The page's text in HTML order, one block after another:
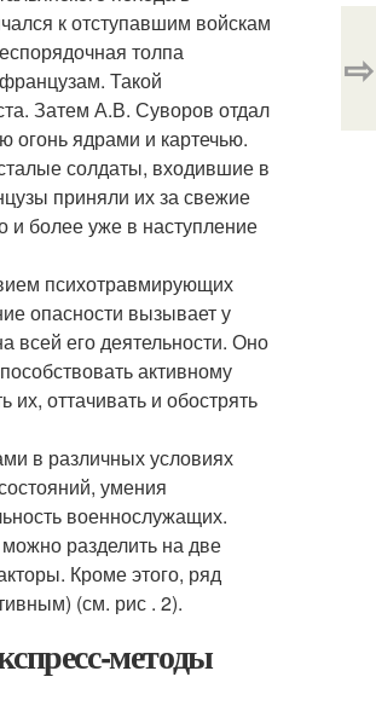
к отступавшим войскам
толпа
Такой
Затем А.В. Суворов отдал
огонь ядрами и картечью.
солдаты, входившие в
приняли их за свежие
и более уже в наступление
психотравмирующих
опасности вызывает у
всей его деятельности. Оно
активному
оттачивать и обострять
в различных условиях
умения
военнослужащих.
разделить на две
Кроме этого, ряд
(см. рис . 2).
методы
⇨